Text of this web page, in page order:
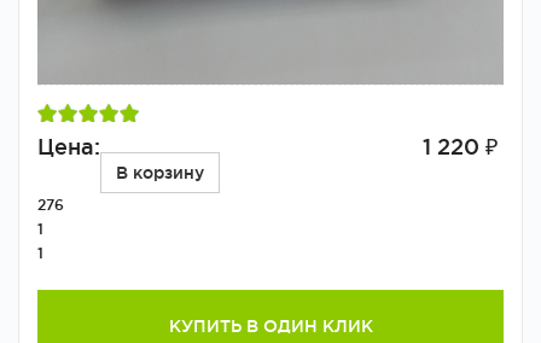
Цена: 1 220 ₽
В корзину
276
1
1
КУПИТЬ В ОДИН КЛИК